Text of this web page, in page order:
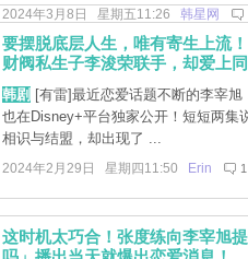
2024年3月8日 星期五11:26 韩星网
要摆脱底层人生，唯有寄生上流
财阀私生子李浚荣联手，却爱上同
韩剧 [有雷]最近恋爱话题不断的李宰旭
也在Disney+平台独家公开！短短两集
相识与结盟，却出现了 ...
2024年2月29日 星期四11:50 Erin 1
这时机太巧合！张度练向李宰旭